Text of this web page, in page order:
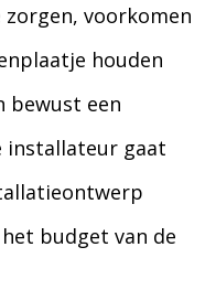
voorkomen
houden
bewust een
installateur gaat
budget van de